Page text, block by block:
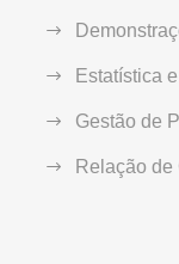
Estatística
Gestão de
Relação de